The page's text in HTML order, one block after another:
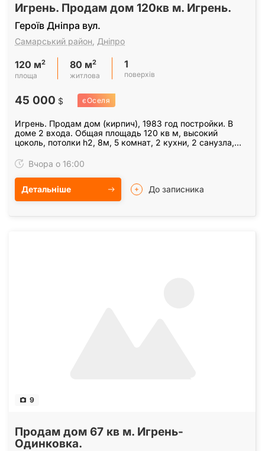
Игрень. Продам дом 120кв м. Игрень.
Героїв Дніпра вул.
Самарський район Дніпро
120 м2
площа
80 м2
житлова
1
поверхів
45 000 $ єОселя
Игрень. Продам дом (кирпич), 1983 год постройки. В
доме 2 входа. Общая площадь 120 кв м, высокий
цоколь, потолки h2, 8м, 5 комнат, 2 кухни, 2 санузла,
Вчора о 16:00
Детальніше До записника
9
Продам дом 67 кв м. Игрень-
Одинковка.